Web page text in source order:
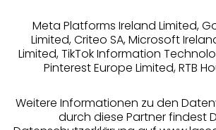
Alle Preise inkl. MwSt., zzgl.
Versandkosten
Meta Platforms Ireland Limited,
Limited, Criteo SA, Microsoft
Limited, TikTok Information
Pinterest Europe Limited, RTB
Weitere Informationen zu den
durch diese Partner findest